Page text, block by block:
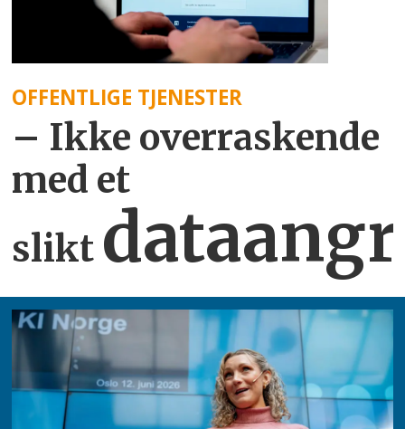
OFFENTLIGE TJENESTER
– Ikke overraskende
med et
slikt